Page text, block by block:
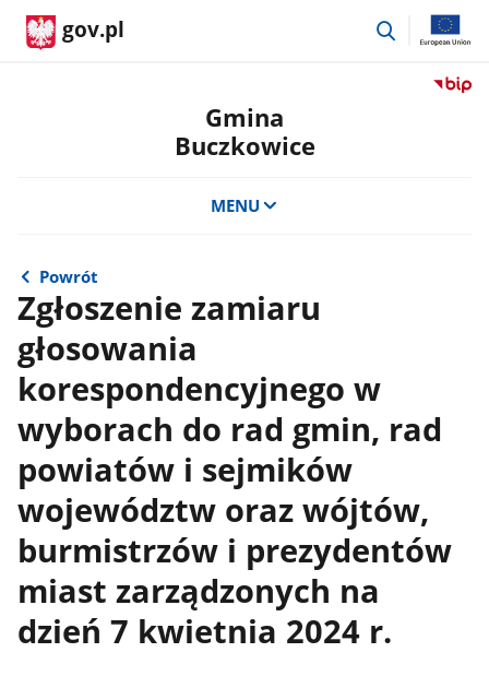
gov.pl
przejdź
Przejdź
Gmina
Buczkowice
MENU
Powrót
Zgłoszenie zamiaru
głosowania
korespondencyjnego w
wyborach do rad gmin, rad
powiatów i sejmików
województw oraz wójtów,
burmistrzów i prezydentów
miast zarządzonych na
dzień 7 kwietnia 2024 r.